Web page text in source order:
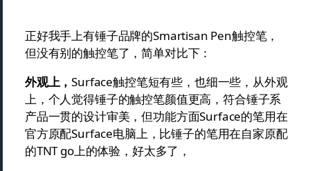
正好我手上有锤子品牌的Smartisan Pen触控笔，
但没有别的触控笔了，简单对比下：
外观上，Surface触控笔短有些，也细一些，从外观
上，个人觉得锤子的触控笔颜值更高，符合锤子系
产品一贯的设计审美，但功能方面Surface的笔用在
官方原配Surface电脑上，比锤子的笔用在自家原配
的TNT go上的体验，好太多了，